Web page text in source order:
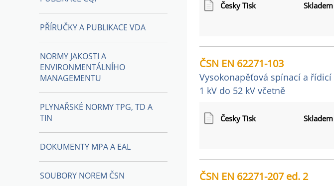
Česky Tisk Skladem
ČSN EN 62271-103
Vysokonapěťová spínací a
1 kV do 52 kV včetně
Česky Tisk Skladem
ČSN EN 62271-207 ed. 2
PŘÍRUČKY A PUBLIKACE VDA
NORMY JAKOSTI A
ENVIRONMENTÁLNÍHO
MANAGEMENTU
PLYNAŘSKÉ NORMY TPG, TD A
TIN
DOKUMENTY MPA A EAL
SOUBORY NOREM ČSN